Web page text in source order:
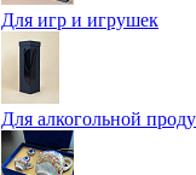
Для игр и игрушек
Для алкогольной